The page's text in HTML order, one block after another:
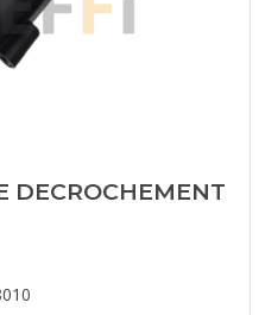
DECROCHEMENT